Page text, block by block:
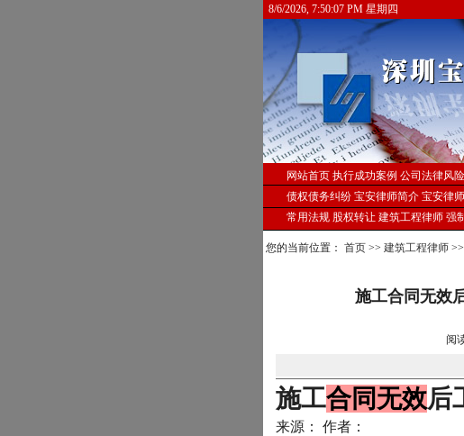
8/6/2026, 7:50:08 PM 星期四
网站首页 执行成功案例 公司法律风
债权债务纠纷 宝安律师简介 宝安律
常用法规 股权转让 建筑工程律师 强
您的当前位置： 首页 >> 建筑工程律师
施工合同无效
阅
施工合同无效后
来源：
作者：